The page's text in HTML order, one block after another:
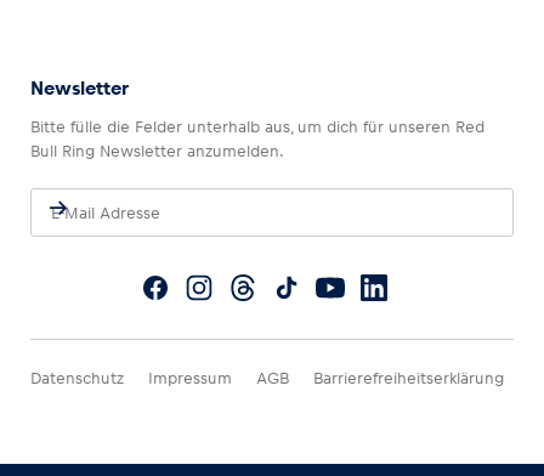
Newsletter
Bitte fülle die Felder unterhalb aus, um dich für unseren Red
Bull Ring Newsletter anzumelden.
Datenschutz Impressum AGB Barrierefreiheitserklärung